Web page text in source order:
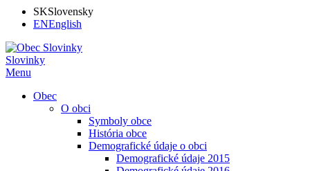
SKSlovensky
ENEnglish
Slovinky
Menu
Obec
O obci
Symboly obce
História obce
Demografické údaje o obci
Demografické údaje 2015